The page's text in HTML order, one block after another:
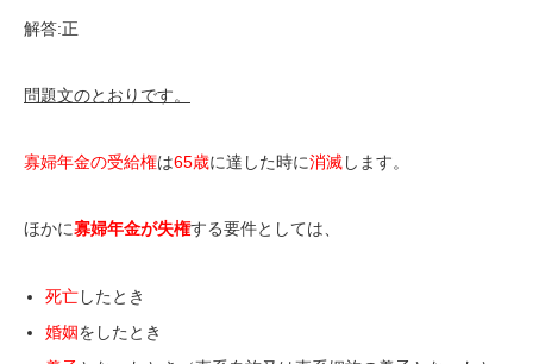
解答:正
問題文のとおりです。
寡婦年金の受給権は65歳に達した時に消滅します。
ほかに寡婦年金が失権する要件としては、
死亡したとき
婚姻をしたとき